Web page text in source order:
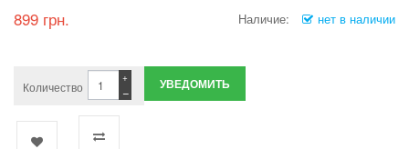
899 грн. Наличие: нет в наличии
Количество −
+ УВЕДОМИТЬ